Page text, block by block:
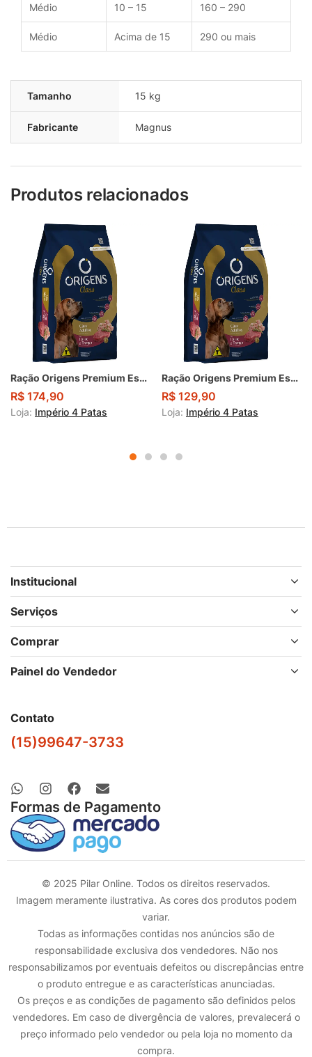
Médio 10 – 15 160 – 290
Médio Acima de 15 290 ou mais
Tamanho 15 kg
Fabricante Magnus
Produtos relacionados
Ração Origens Premium Especial Class Cães Adultos Sabor Carne E Frango 20 kg
R$ 174,90
Loja: Império 4 Patas
Ração Origens Premium Especial Class Cães Adultos Sabor Carne E Frango 15 kg
R$ 129,90
Loja: Império 4 Patas
Institucional
Serviços
Comprar
Painel do Vendedor
Contato
(15)99647-3733
Formas de Pagamento
© 2025 Pilar Online. Todos os direitos reservados.
Imagem meramente ilustrativa. As cores dos produtos podem
variar.
Todas as informações contidas nos anúncios são de
responsabilidade exclusiva dos vendedores. Não nos
responsabilizamos por eventuais defeitos ou discrepâncias entre
o produto entregue e as características anunciadas.
Os preços e as condições de pagamento são definidos pelos
vendedores. Em caso de divergência de valores, prevalecerá o
preço informado pelo vendedor ou pela loja no momento da
compra.